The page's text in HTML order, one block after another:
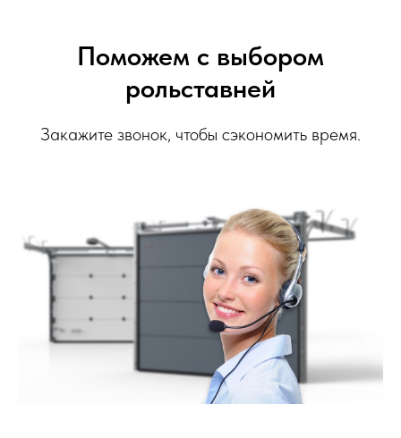
Поможем с выбором
рольставней
Закажите звонок, чтобы сэкономить время.